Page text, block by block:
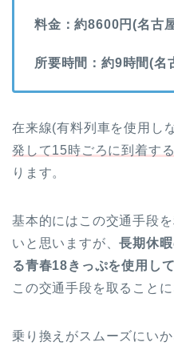
料金：約8600円(名古
所要時間：約9時間(
在来線(有料列車を使用し
発して15時ごろに到着する
ります。
基本的にはこの交通手段
いと思いますが、長期休
る青春18きっぷを使用し
この交通手段を取ること
乗り換えがスムーズにい